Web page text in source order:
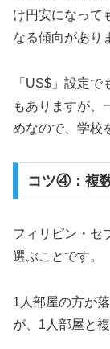
け円安になって
なる傾向があり
「US$」設定
もありますが、
めなので、学校
コツ④：複
フィリピン・セ
選ぶことです。
1人部屋の方が
が、1人部屋と